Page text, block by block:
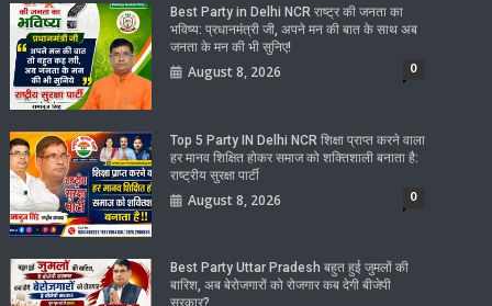
Best Party in Delhi NCR राष्ट्र की जनता का
भविष्य: प्रधानमंत्री जी, अपने मन की बात के साथ अब
जनता के मन की भी सुनिए!
August 8, 2026 0
Top 5 Party IN Delhi NCR शिक्षा प्राप्त करने वाला
हर मानव शिक्षित होकर समाज को शक्तिशाली बनाता है:
राष्ट्रीय सुरक्षा पार्टी
August 8, 2026 0
Best Party Uttar Pradesh बहुत हुई जुमलों की
बारिश, अब बेरोजगारों को रोजगार कब देगी बीजेपी